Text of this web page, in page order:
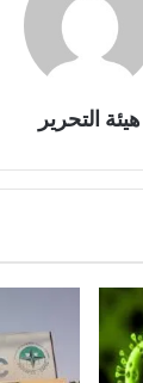
هيئة التحرير